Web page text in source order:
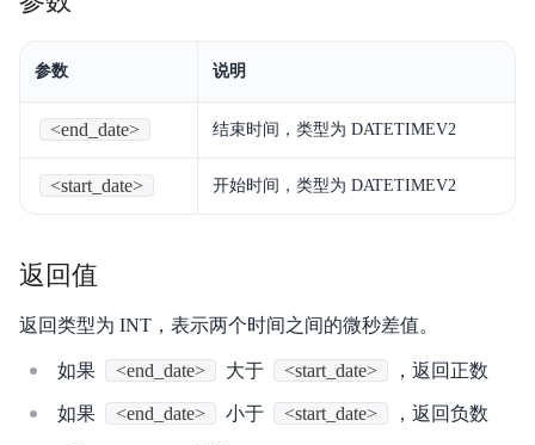
服务等级协议SLA
视频专区
SQL手册
参数 说明
<end_date> 结束时间，类型为 DATETIMEV2
<start_date> 开始时间，类型为 DATETIMEV2
返回值
返回类型为 INT，表示两个时间之间的微秒差值。
如果 <end_date> 大于 <start_date> ，返回正数
如果 <end_date> 小于 <start_date> ，返回负数